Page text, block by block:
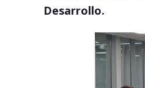
Desarrollo.